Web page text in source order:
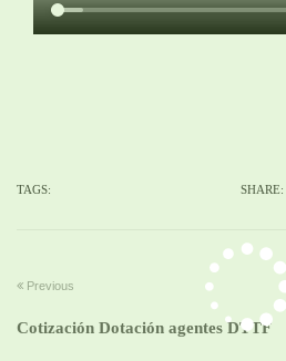
TAGS: SHARE:
Previous
Cotización Dotación agentes DTTF